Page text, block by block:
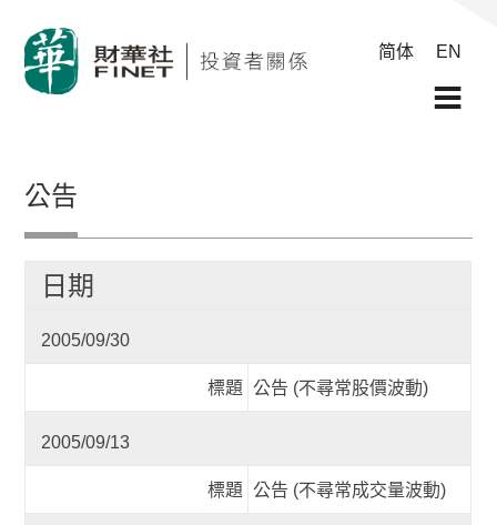
简体 EN
公告
日期
2005/09/30
標題 公告 (不尋常股價波動)
2005/09/13
標題 公告 (不尋常成交量波動)